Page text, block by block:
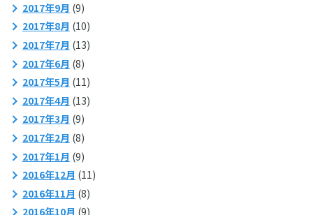
2017年9月 (9)
2017年8月 (10)
2017年7月 (13)
2017年6月 (8)
2017年5月 (11)
2017年4月 (13)
2017年3月 (9)
2017年2月 (8)
2017年1月 (9)
2016年12月 (11)
2016年11月 (8)
2016年10月 (9)